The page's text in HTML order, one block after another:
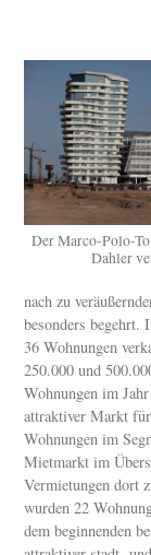
Der Marco-Polo-
Dahler
nach zu
besonders begehrt.
36 Wohnungen
250.000 und
Wohnungen im
attraktiver Markt
Wohnungen im
Mietmarkt im
Vermietungen dort
wurden 22
dem beginnenden